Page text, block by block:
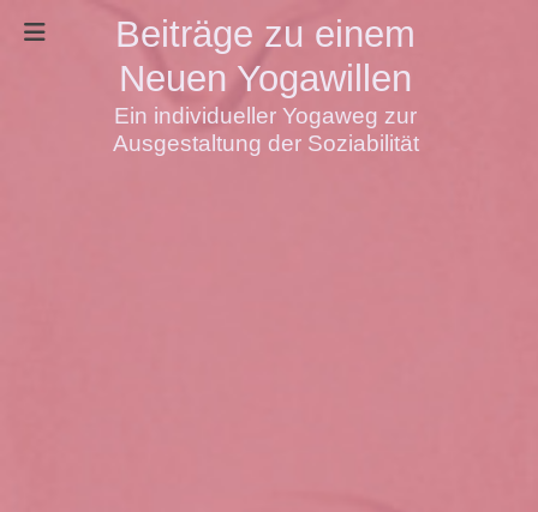
Beiträge zu einem
Neuen Yogawillen
Ein individueller Yogaweg zur
Ausgestaltung der Soziabilität